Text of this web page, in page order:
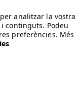
analitzar la vostra
continguts. Podeu
preferències. Més
brand